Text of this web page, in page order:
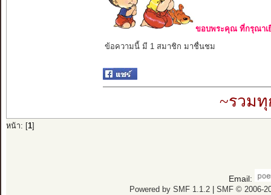
ขอบพระคุณ ที่กรุณาเ
ข้อความนี้ มี 1 สมาชิก มาชื่นชม
~รวมทุ
หน้า: [ 1]
Email:
Powered by SMF 1.1.2| SMF © 2006-